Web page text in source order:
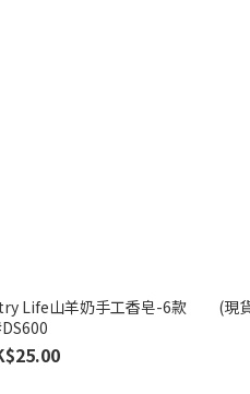
Life山羊奶手工香皂-6款
(現